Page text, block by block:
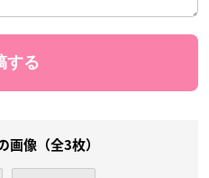
画像（全3枚）